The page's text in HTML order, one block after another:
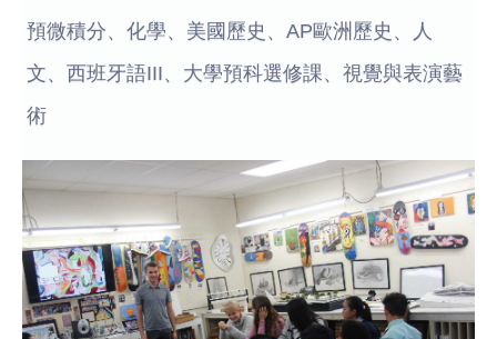
預微積分、化學、美國歷史、AP歐洲歷史、人
文、西班牙語III、大學預科選修課、視覺與表演藝
術